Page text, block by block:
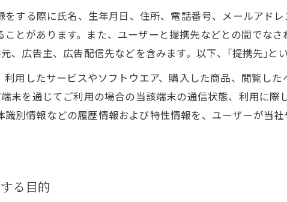
をする際に氏名、生年月日、住所、電話番号、メールアド
とがあります。また、ユーザーと提携先などとの間でな
、広告主、広告配信先などを含みます。以下、｢提携先｣と
用したサービスやソフトウエア、購入した商品、閲覧し
末を通じてご利用の場合の当該端末の通信状態、利用に
識別情報などの履歴情報および特性情報を、ユーザーが当
る目的